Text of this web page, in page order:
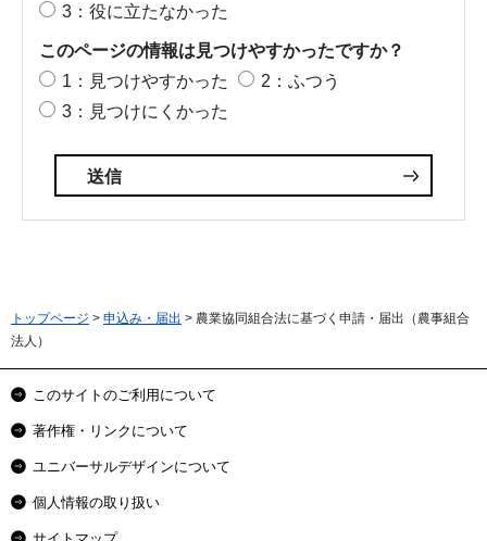
3：役に立たなかった
このページの情報は見つけやすかったですか？
1：見つけやすかった
2：ふつう
3：見つけにくかった
トップページ > 申込み・届出 > 農業協同組合法に基づく申請・届出（農事組合
法人）
このサイトのご利用について
著作権・リンクについて
ユニバーサルデザインについて
個人情報の取り扱い